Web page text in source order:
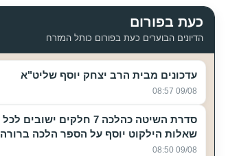
כעת בפורום
הדיונים הבוערים כעת בפורום כותל המזרח
עדכונים מבית הרב יצחק יוסף שליט"א
09/08 08:57
סדרת השיטה כהלכה 7 חלקים ישובים לכל
שאלות הילקוט יוסף על הספר הלכה ברורה
09/08 08:50